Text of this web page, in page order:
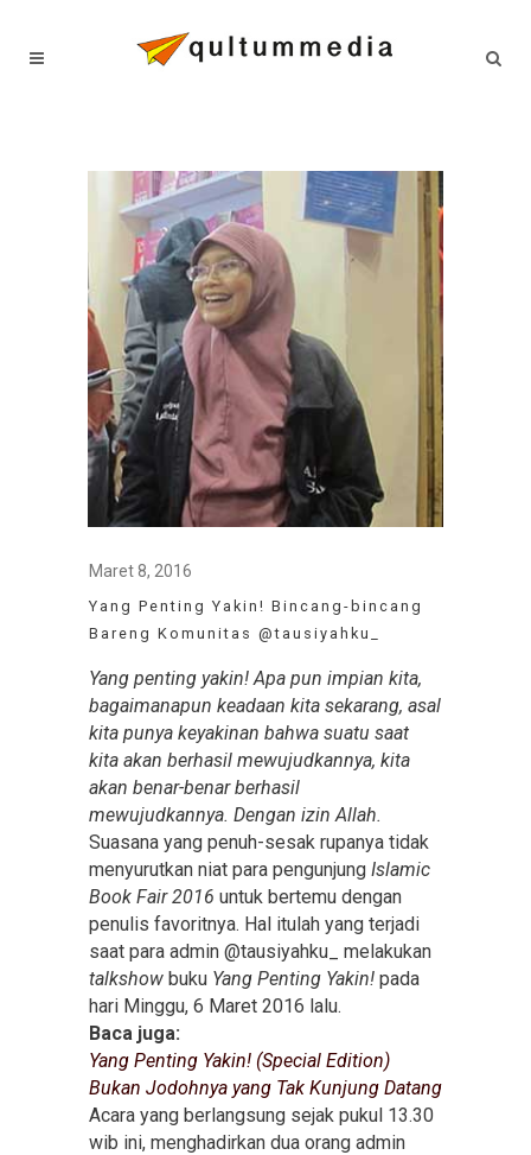
Maret 8, 2016
Yang Penting Yakin! Bincang-bincang
Bareng Komunitas @tausiyahku_
Yang penting yakin! Apa pun impian kita,
bagaimanapun keadaan kita sekarang, asal
kita punya keyakinan bahwa suatu saat
kita akan berhasil mewujudkannya, kita
akan benar-benar berhasil
mewujudkannya. Dengan izin Allah.
Suasana yang penuh-sesak rupanya tidak
menyurutkan niat para pengunjung Islamic
Book Fair 2016 untuk bertemu dengan
penulis favoritnya. Hal itulah yang terjadi
saat para admin @tausiyahku_ melakukan
talkshow buku Yang Penting Yakin! pada
hari Minggu, 6 Maret 2016 lalu.
Baca juga:
Yang Penting Yakin! (Special Edition)
Bukan Jodohnya yang Tak Kunjung Datang
Acara yang berlangsung sejak pukul 13.30
wib ini, menghadirkan dua orang admin